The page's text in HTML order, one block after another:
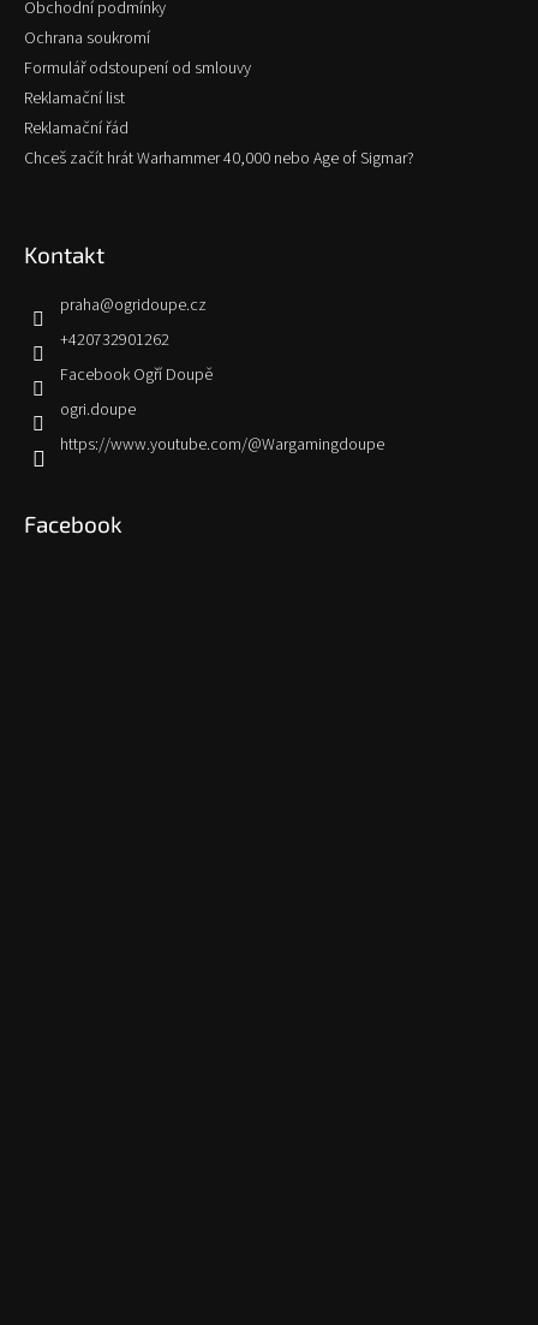
Obchodní podmínky
Ochrana soukromí
Formulář odstoupení od smlouvy
Reklamační list
Reklamační řád
Chceš začít hrát Warhammer 40,000 nebo Age of Sigmar?
Kontakt
praha@ogridoupe.cz
+420732901262
Facebook Ogří Doupě
ogri.doupe
https://www.youtube.com/@Wargamingdoupe
Facebook